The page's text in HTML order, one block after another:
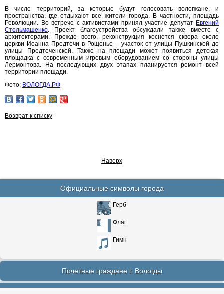
В числе территорий, за которые будут голосовать вологжане, и
пространства, где отдыхают все жители города. В частности, площадь
Революции. Во встрече с активистами принял участие депутат Евгений
Стельмашенко. Проект благоустройства обсуждали также вместе с
архитекторами. Прежде всего, реконструкция коснется сквера около
церкви Иоанна Предтечи в Рощенье – участок от улицы Пушкинской до
улицы Предтеченской. Также на площади может появиться детская
площадка с современным игровым оборудованием со стороны улицы
Лермонтова. На последующих двух этапах планируется ремонт всей
территории площади.
Фото: ВОЛОГДА.РФ
Возврат к списку
Наверх
Официальные символы города
Герб
Флаг
Гимн
Почетные граждане г. Вологды